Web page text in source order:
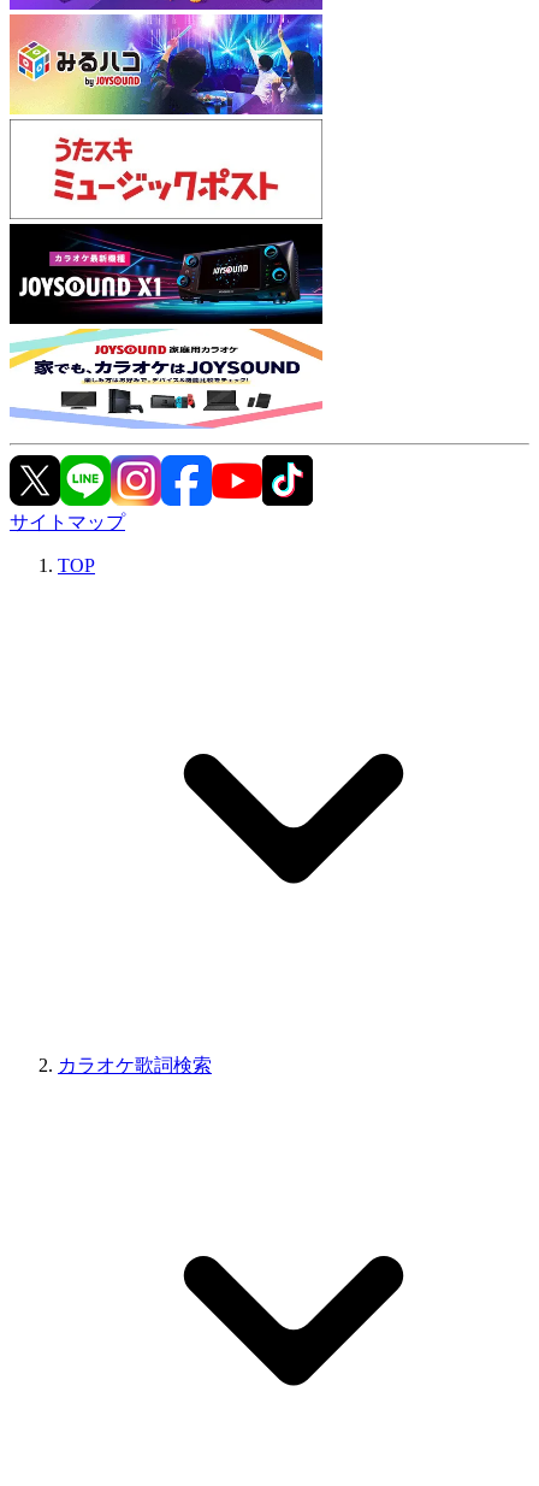
サイトマップ
TOP
カラオケ歌詞検索